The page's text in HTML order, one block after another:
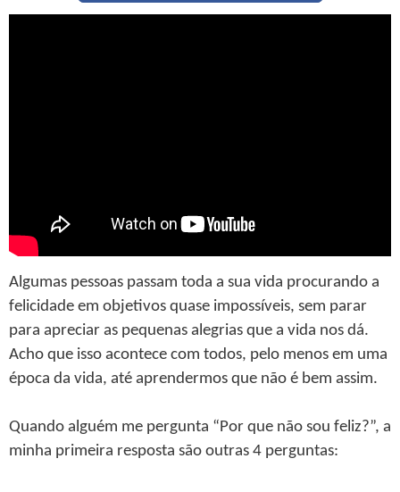
Algumas pessoas passam toda a sua vida procurando a
felicidade em objetivos quase impossíveis, sem parar
para apreciar as pequenas alegrias que a vida nos dá.
Acho que isso acontece com todos, pelo menos em uma
época da vida, até aprendermos que não é bem assim.
Quando alguém me pergunta “Por que não sou feliz?”, a
minha primeira resposta são outras 4 perguntas: